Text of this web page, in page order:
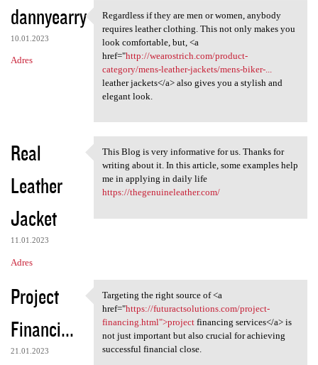
dannyearry
10.01.2023
Adres
Regardless if they are men or
Regardless if they are men or women, anybody
requires leather clothing. This not only makes you
look comfortable, but, <a
href="http://wearostrich.com/product-
category/mens-leather-jackets/mens-biker-...
leather jackets</a> also gives you a stylish and
elegant look.
Real
Leather
Jacket
11.01.2023
Adres
This Blog is very informative
This Blog is very informative for us. Thanks for
writing about it. In this article, some examples help
me in applying in daily life
https://thegenuineleather.com/
Project
Financi...
21.01.2023
Targeting the right source of
Targeting the right source of <a
href="https://futuractsolutions.com/project-
financing.html">projectfinancing services</a> is
not just important but also crucial for achieving
successful financial close.